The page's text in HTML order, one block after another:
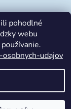
pohodlné
webu
udajov